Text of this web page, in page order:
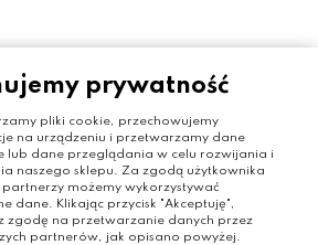
prywatność
pliki cookie, przechowujemy
na urządzeniu i przetwarzamy dane
lub dane przeglądania w celu rozwijania i
naszego sklepu. Za zgodą użytkownika
partnerzy możemy wykorzystywać
dane. Klikając przycisk "Akceptuję",
zgodę na przetwarzanie danych przez
partnerów, jak opisano powyżej.